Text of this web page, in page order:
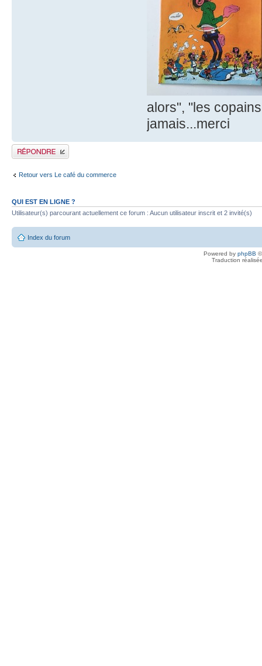
alors", "les
jamais...merci
Publier une réponse
Retour vers Le café du commerce
QUI EST EN LIGNE ?
Utilisateur(s) parcourant actuellement ce forum : Aucun utilisateur inscrit et 2 invité(s)
Index du forum
Powered by phpBB
Traduction